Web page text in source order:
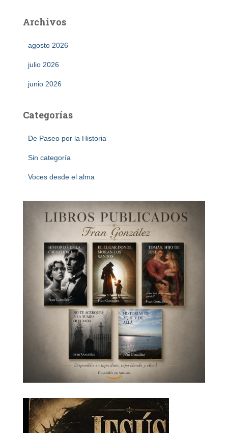
Archivos
agosto 2026
julio 2026
junio 2026
Categorías
De Paseo por la Historia
Sin categoría
Voces desde el alma